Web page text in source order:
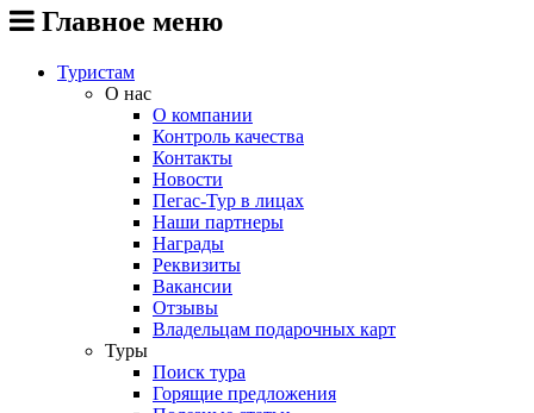
Главное меню
Туристам
О нас
О компании
Контроль качества
Контакты
Новости
Пегас-Тур в лицах
Наши партнеры
Награды
Реквизиты
Вакансии
Отзывы
Владельцам подарочных карт
Туры
Поиск тура
Горящие предложения